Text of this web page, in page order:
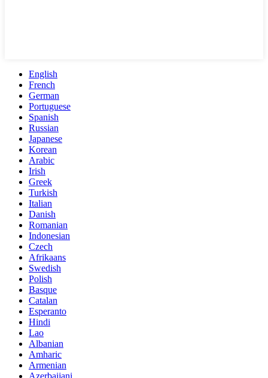
English
French
German
Portuguese
Spanish
Russian
Japanese
Korean
Arabic
Irish
Greek
Turkish
Italian
Danish
Romanian
Indonesian
Czech
Afrikaans
Swedish
Polish
Basque
Catalan
Esperanto
Hindi
Lao
Albanian
Amharic
Armenian
Azerbaijani